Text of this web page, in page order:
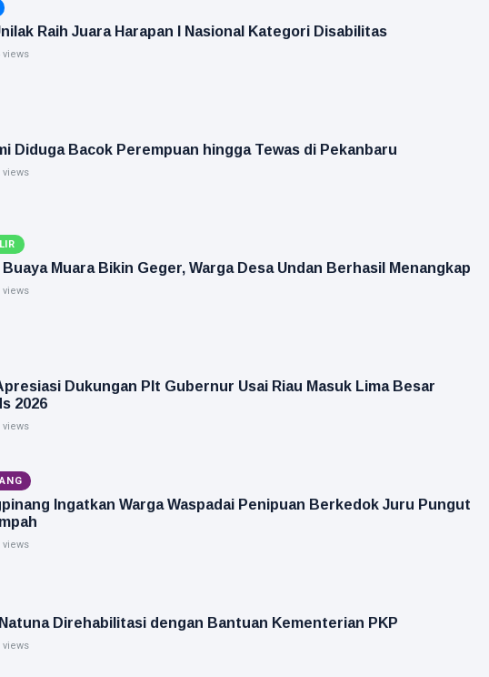
Raih Juara Harapan I Nasional Kategori Disabilitas
views
Diduga Bacok Perempuan hingga Tewas di Pekanbaru
views
Muara Bikin Geger, Warga Desa Undan Berhasil Menangkap
views
Dukungan Plt Gubernur Usai Riau Masuk Lima Besar
2026
views
Ingatkan Warga Waspadai Penipuan Berkedok Juru Pungut
views
Direhabilitasi dengan Bantuan Kementerian PKP
views